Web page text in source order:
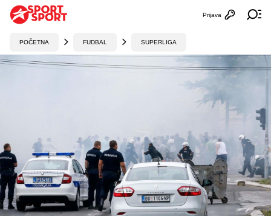
Otvori
Prijava
POČETNA FUDBAL SUPERLIGA